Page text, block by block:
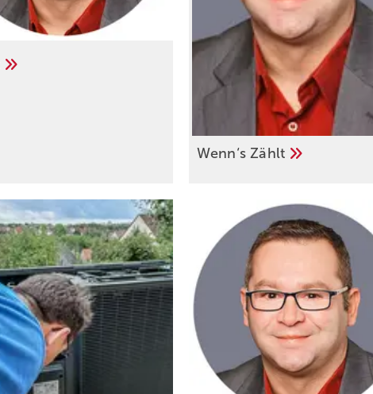
Wenn‘s Zählt